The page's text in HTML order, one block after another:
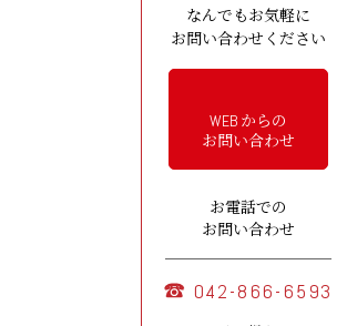
なんでもお気軽に
お問い合わせください
WEB からの
お問い合わせ
お電話での
お問い合わせ
042-866-6593